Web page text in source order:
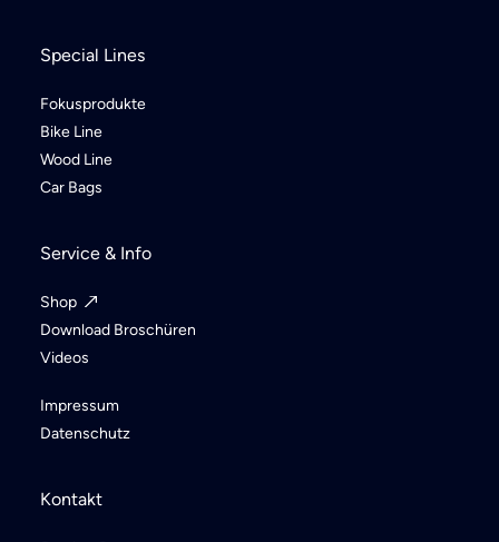
Special Lines
Fokusprodukte
Bike Line
Wood Line
Car Bags
Service & Info
Shop
Download Broschüren
Videos
Impressum
Datenschutz
Kontakt